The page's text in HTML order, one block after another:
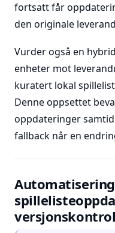
fortsatt får
den originale
Vurder også en
enheter mot
kuratert lokal
Denne oppsettet
oppdateringer
fallback når en